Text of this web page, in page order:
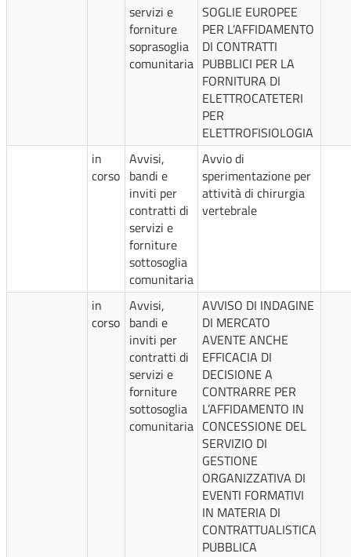
servizi e
forniture
soprasoglia
comunitaria
SOGLIE EUROPEE
PER L’AFFIDAMENTO
DI CONTRATTI
PUBBLICI PER LA
FORNITURA DI
ELETTROCATETERI
PER
ELETTROFISIOLOGIA
in
corso
Avvisi,
bandi e
inviti per
contratti di
servizi e
forniture
sottosoglia
comunitaria
Avvio di
sperimentazione per
attività di chirurgia
vertebrale
in
corso
Avvisi,
bandi e
inviti per
contratti di
servizi e
forniture
sottosoglia
comunitaria
AVVISO DI INDAGINE
DI MERCATO
AVENTE ANCHE
EFFICACIA DI
DECISIONE A
CONTRARRE PER
L’AFFIDAMENTO IN
CONCESSIONE DEL
SERVIZIO DI
GESTIONE
ORGANIZZATIVA DI
EVENTI FORMATIVI
IN MATERIA DI
CONTRATTUALISTICA
PUBBLICA